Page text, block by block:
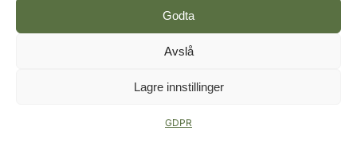
Godta
Avslå
Lagre innstillinger
GDPR
god presseskikk.
Reserved.